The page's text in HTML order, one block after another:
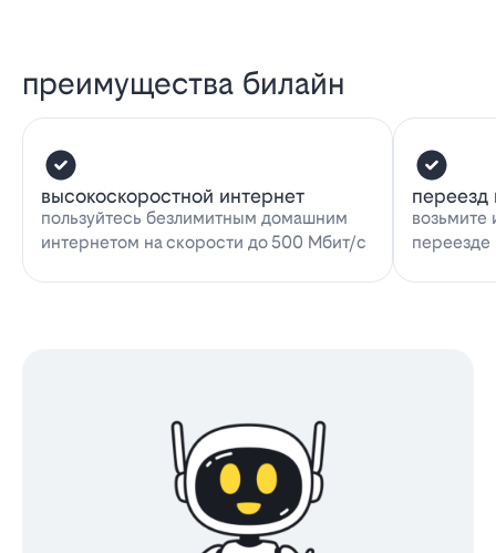
преимущества билайн
высокоскоростной интернет
пользуйтесь безлимитным домашним
интернетом на скорости до 500 Мбит/с
переезд
возьмите
переезде